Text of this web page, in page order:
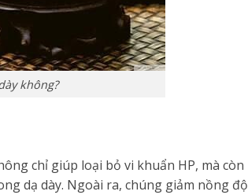
không?
chỉ giúp loại bỏ vi khuẩn HP, mà còn
dạ dày. Ngoài ra, chúng giảm nồng độ